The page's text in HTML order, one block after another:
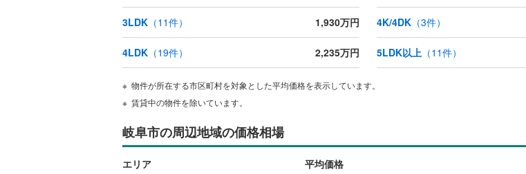
3LDK （11件） 1,930万円 4K/4DK（3件）
4LDK （19件） 2,235万円 5LDK以上（11件）
物件が所在する市区町村を対象とした平均価格を表示しています。
賃貸中の物件を除いています。
岐阜市の周辺地域の価格相場
エリア 平均価格
浴室乾燥機あり（0）
収納
（0）
バルコニー、庭